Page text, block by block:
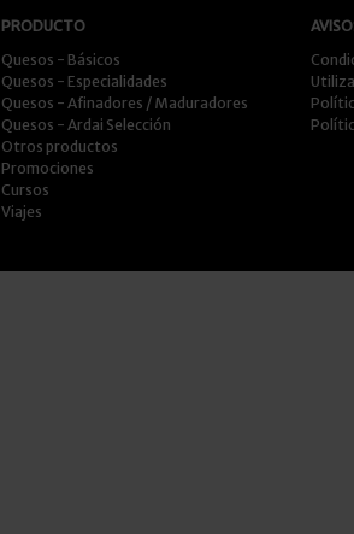
PRODUCTO
Quesos - Básicos
Quesos - Especialidades
Quesos - Afinadores / Maduradores
Quesos - Ardai Selección
Otros productos
Promociones
Cursos
Viajes